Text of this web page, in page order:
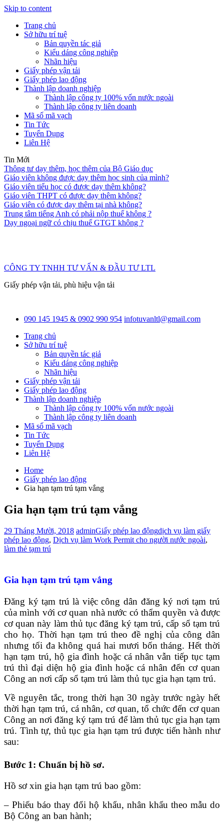
Skip to content
Trang chủ
Sở hữu trí tuệ
Bản quyền tác giả
Kiểu dáng công nghiệp
Nhãn hiệu
Giấy phép vận tải
Giấy phép lao động
Thành lập doanh nghiệp
Thành lập công ty 100% vốn nước ngoài
Thành lập công ty liên doanh
Mã số mã vạch
Tin Tức
Tuyển Dụng
Liên Hệ
Tin Mới
Thông tư dạy thêm, học thêm của Bộ Giáo dục
Giáo viên không được dạy thêm học sinh của mình?
Giáo viên tiểu học có được dạy thêm không?
Giáo viên THPT có được dạy thêm không?
Giáo viên có được dạy thêm tại nhà không?
Trung tâm tiếng Anh có phải nộp thuế không ?
Dạy ngoại ngữ có chịu thuế GTGT không ?
CÔNG TY TNHH TƯ VẤN & ĐẦU TƯ LTL
Giấy phép vận tải, phù hiệu vận tải
090 145 1945 & 0902 990 954 infotuvanltl@gmail.com
Trang chủ
Sở hữu trí tuệ
Bản quyền tác giả
Kiểu dáng công nghiệp
Nhãn hiệu
Giấy phép vận tải
Giấy phép lao động
Thành lập doanh nghiệp
Thành lập công ty 100% vốn nước ngoài
Thành lập công ty liên doanh
Mã số mã vạch
Tin Tức
Tuyển Dụng
Liên Hệ
Home
Giấy phép lao động
Gia hạn tạm trú tạm vắng
Gia hạn tạm trú tạm vắng
29 Tháng Mười, 2018 adminGiấy phép lao độngdịch vụ làm giấy
phép lao động, Dịch vụ làm Work Permit cho người nước ngoài,
làm thẻ tạm trú
Gia hạn tạm trú tạm vắng
Đăng ký tạm trú là việc công dân đăng ký nơi tạm trú
của mình với cơ quan nhà nước có thẩm quyền và được
cơ quan này làm thủ tục đăng ký tạm trú, cấp sổ tạm trú
cho họ. Thời hạn tạm trú theo đề nghị của công dân
nhưng tối đa không quá hai mươi bốn tháng. Hết thời
hạn tạm trú, hộ gia đình hoặc cá nhân vẫn tiếp tục tạm
trú thì đại diện hộ gia đình hoặc cá nhân đến cơ quan
Công an nơi cấp sổ tạm trú làm thủ tục gia hạn tạm trú.
Về nguyên tắc, trong thời hạn 30 ngày trước ngày hết
thời hạn tạm trú, cá nhân, cơ quan, tổ chức đến cơ quan
Công an nơi đăng ký tạm trú để làm thủ tục gia hạn tạm
trú. Tình tự, thủ tục gia hạn tạm trú được tiến hành như
sau:
Bước 1: Chuẩn bị hồ sơ.
Hồ sơ xin gia hạn tạm trú bao gồm:
– Phiếu báo thay đổi hộ khẩu, nhân khẩu theo mẫu do
Bộ Công an ban hành;